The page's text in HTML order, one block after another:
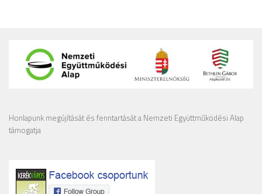
Honlapunk megújítását és fenntartását a Nemzeti Együttműködési Alap
támogatja